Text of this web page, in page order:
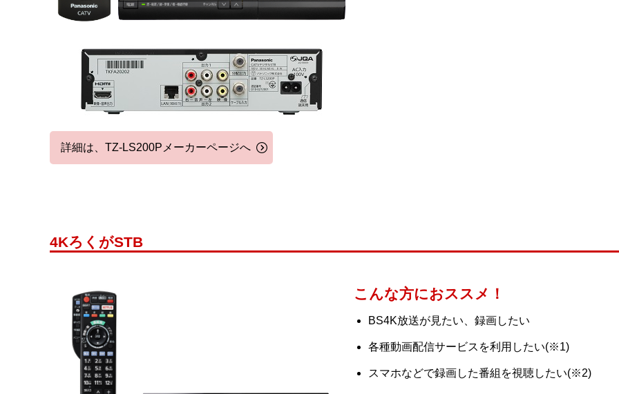
詳細は、TZ-LS200Pメーカーページへ
4KろくがSTB
こんな方におススメ！
BS4K放送が見たい、録画したい
各種動画配信サービスを利用したい(※1)
スマホなどで録画した番組を視聴したい(※2)